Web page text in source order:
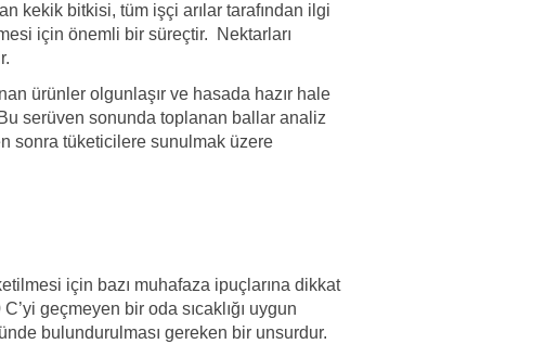
kekik bitkisi, tüm işçi arılar tarafından ilgi
için önemli bir süreçtir. Nektarları
ürünler olgunlaşır ve hasada hazır hale
serüven sonunda toplanan ballar analiz
sonra tüketicilere sunulmak üzere
için bazı muhafaza ipuçlarına dikkat
geçmeyen bir oda sıcaklığı uygun
bulundurulması gereken bir unsurdur.